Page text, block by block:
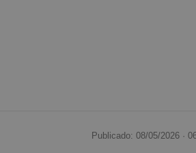
Publicado: 08/05/2026 ·